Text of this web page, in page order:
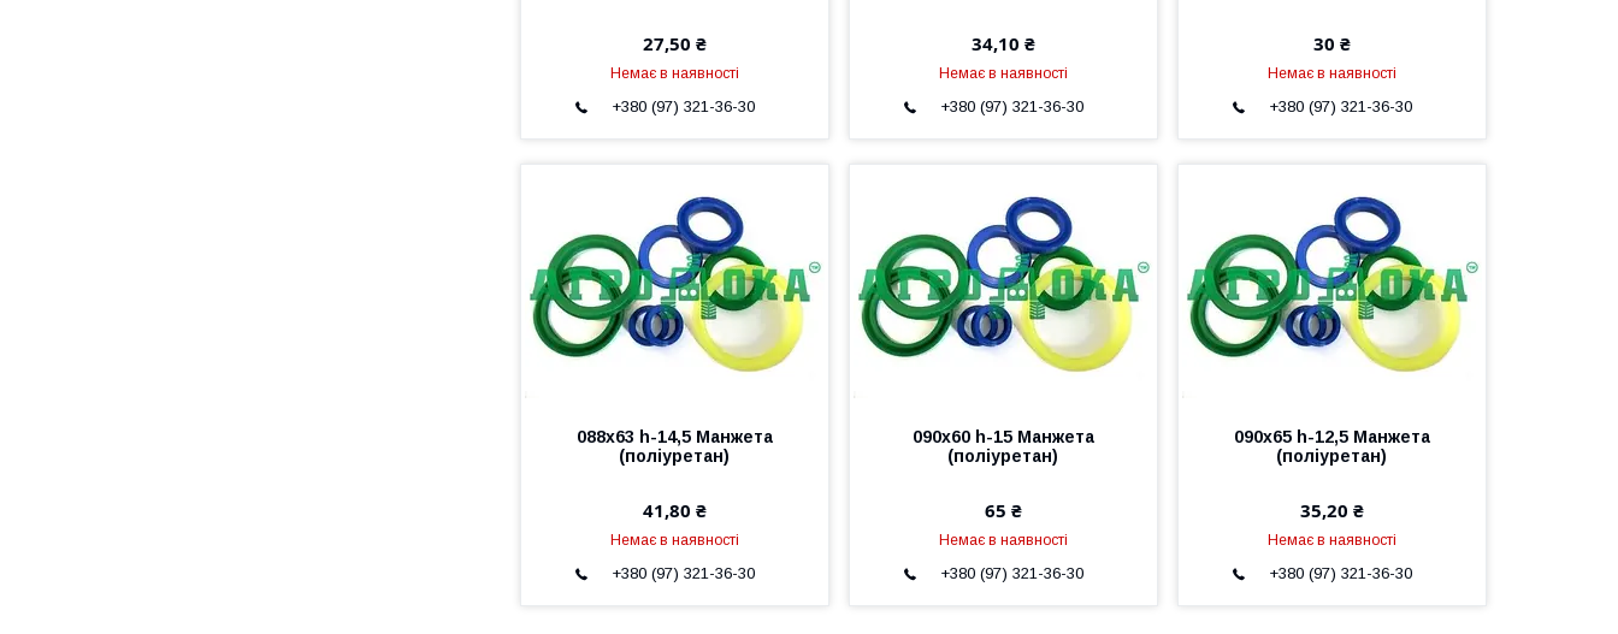
27,50 ₴
Немає в наявності
+380 (97) 321-36-30
34,10 ₴
Немає в наявності
+380 (97) 321-36-30
30 ₴
Немає в наявності
+380 (97) 321-36-30
088х63 h-14,5 Манжета
(поліуретан)
41,80 ₴
Немає в наявності
+380 (97) 321-36-30
090х60 h-15 Манжета
(поліуретан)
65 ₴
Немає в наявності
+380 (97) 321-36-30
090х65 h-12,5 Манжета
(поліуретан)
35,20 ₴
Немає в наявності
+380 (97) 321-36-30